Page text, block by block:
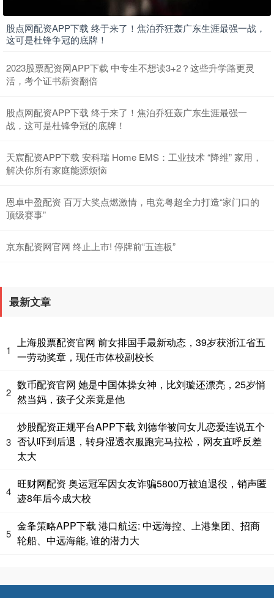
股点网配资APP下载 终于来了！焦泊乔狂轰广东生涯最强一战，
这可是杜锋争冠的底牌！
2023股票配资网APP下载 中专生不想读3+2？这些升学路更灵
活，考个证书薪资翻倍
股点网配资APP下载 终于来了！焦泊乔狂轰广东生涯最强一
战，这可是杜锋争冠的底牌！
天宸配资APP下载 安科瑞 Home EMS：工业技术 “降维” 家用，
解决你所有家庭能源烦恼
恩卓中盈配资 百万大奖点燃激情，电竞粤超全力打造“家门口的
顶级赛事”
京东配资网官网 终止上市! 停牌前“五连板”
最新文章
1
上海股票配资官网 前女排国手最新动态，39岁获浙江省五
一劳动奖章，现任市体校副校长
2
数币配资官网 她是中国体操女神，比刘璇还漂亮，25岁悄
然当妈，孩子父亲竟是他
3
炒股配资正规平台APP下载 刘德华被问女儿恋爱连说五个
否认吓到后退，转身湿透衣服跑完马拉松，网友直呼反差
太大
4
旺财网配资 奥运冠军因女友诈骗5800万被迫退役，销声匿
迹8年后今成大校
5
金夆策略APP下载 港口航运: 中远海控、上港集团、招商
轮船、中远海能, 谁的潜力大